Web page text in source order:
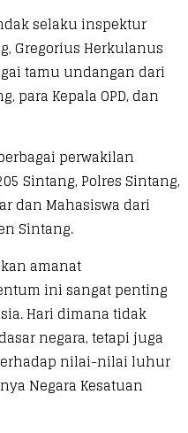
selaku inspektur
Gregorius Herkulanus
tamu undangan dari
para Kepala OPD, dan
perwakilan
Sintang, Polres Sintang,
dan Mahasiswa dari
Sintang.
amanat
ini sangat penting
Hari dimana tidak
negara, tetapi juga
nilai-nilai luhur
Negara Kesatuan